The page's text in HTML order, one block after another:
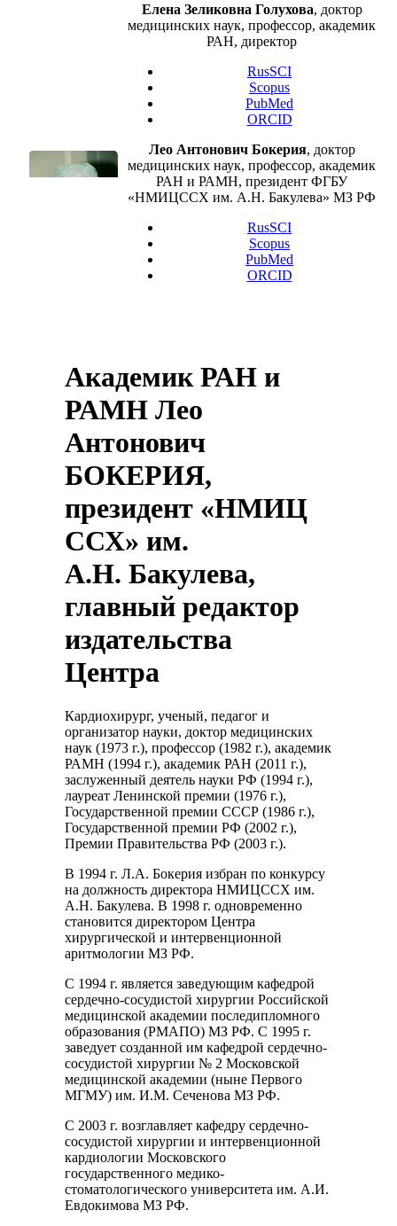
Елена Зеликовна Голухова, доктор
медицинских наук, профессор, академик
РАН, директор
RusSCI
Scopus
PubMed
ORCID
Лео Антонович Бокерия, доктор
медицинских наук, профессор, академик
РАН и РАМН, президент ФГБУ
«НМИЦССХ им. А.Н. Бакулева» МЗ РФ
RusSCI
Scopus
PubMed
ORCID
Академик РАН и
РАМН Лео
Антонович
БОКЕРИЯ,
президент «НМИЦ
ССХ» им.
А.Н. Бакулева,
главный редактор
издательства
Центра
Кардиохирург, ученый, педагог и
организатор науки, доктор медицинских
наук (1973 г.), профессор (1982 г.), академик
РАМН (1994 г.), академик РАН (2011 г.),
заслуженный деятель науки РФ (1994 г.),
лауреат Ленинской премии (1976 г.),
Государственной премии СССР (1986 г.),
Государственной премии РФ (2002 г.),
Премии Правительства РФ (2003 г.).
В 1994 г. Л.А. Бокерия избран по конкурсу
на должность директора НМИЦССХ им.
А.Н. Бакулева. В 1998 г. одновременно
становится директором Центра
хирургической и интервенционной
аритмологии МЗ РФ.
С 1994 г. является заведующим кафедрой
сердечно-сосудистой хирургии Российской
медицинской академии последипломного
образования (РМАПО) МЗ РФ. С 1995 г.
заведует созданной им кафедрой сердечно-
сосудистой хирургии № 2 Московской
медицинской академии (ныне Первого
МГМУ) им. И.М. Сеченова МЗ РФ.
С 2003 г. возглавляет кафедру сердечно-
сосудистой хирургии и интервенционной
кардиологии Московского
государственного медико-
стоматологического университета им. А.И.
Евдокимова МЗ РФ.